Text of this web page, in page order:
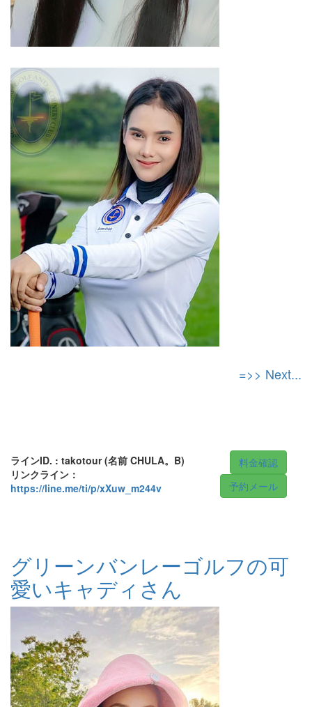
=>> Next...
ラインID. : takotour (名前 CHULA。B)
リンクライン：
https://line.me/ti/p/xXuw_m244v
料金確認
予約メール
グリーンバンレーゴルフの可
愛いキャディさん